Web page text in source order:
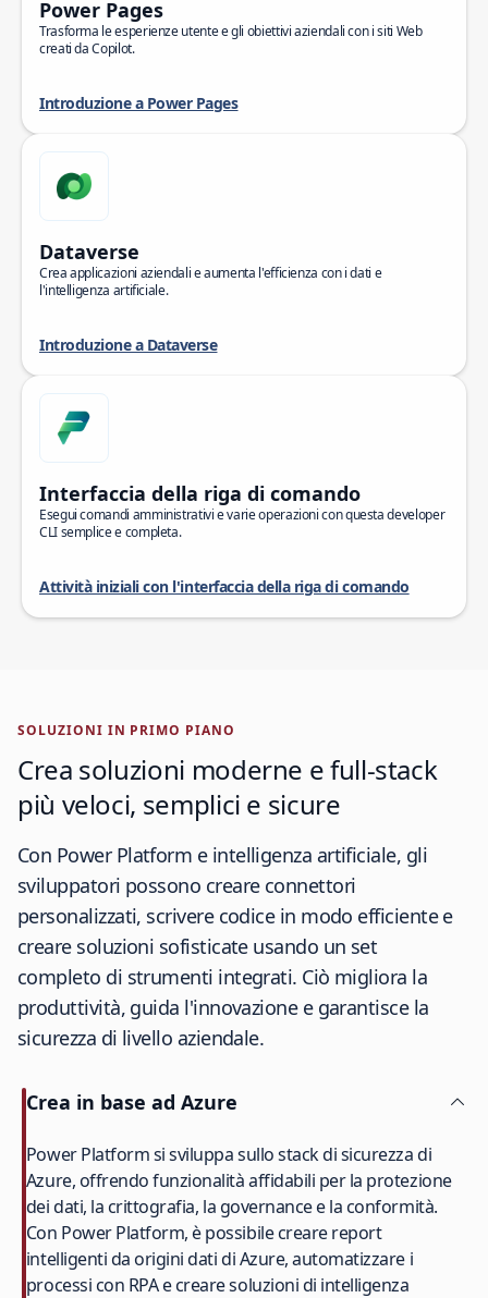
Power Pages
Trasforma le esperienze utente e gli obiettivi aziendali con i siti Web
creati da Copilot.
Introduzione a Power Pages
Dataverse
Crea applicazioni aziendali e aumenta l'efficienza con i dati e
l'intelligenza artificiale.
Introduzione a Dataverse
Interfaccia della riga di comando
Esegui comandi amministrativi e varie operazioni con questa developer
CLI semplice e completa.
Attività iniziali con l'interfaccia della riga di comando
SOLUZIONI IN PRIMO PIANO
Crea soluzioni moderne e full-stack
più veloci, semplici e sicure
Con Power Platform e intelligenza artificiale, gli
sviluppatori possono creare connettori
personalizzati, scrivere codice in modo efficiente e
creare soluzioni sofisticate usando un set
completo di strumenti integrati. Ciò migliora la
produttività, guida l'innovazione e garantisce la
sicurezza di livello aziendale.
Crea in base ad Azure
Power Platform si sviluppa sullo stack di sicurezza di
Azure, offrendo funzionalità affidabili per la protezione
dei dati, la crittografia, la governance e la conformità.
Con Power Platform, è possibile creare report
intelligenti da origini dati di Azure, automatizzare i
processi con RPA e creare soluzioni di intelligenza